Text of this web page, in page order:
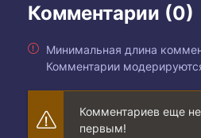
Комментарии (0)
Минимальная длина
Комментарии
Комментариев еще
первым!